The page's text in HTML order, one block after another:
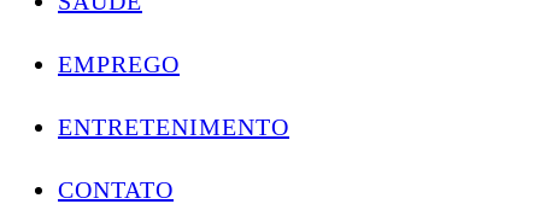
EMPREGO
ENTRETENIMENTO
CONTATO